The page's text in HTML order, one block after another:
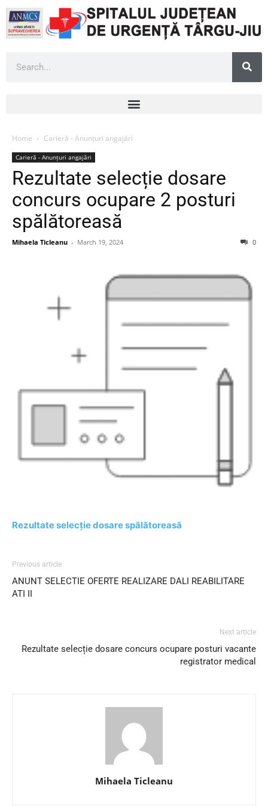
Home Carieră - Anunțuri angajări
Carieră - Anunțuri angajări
Rezultate selecție dosare
concurs ocupare 2 posturi
spălătoreasă
Mihaela Ticleanu - March 19, 2024 0
Rezultate selecție dosare spălătoreasă
Previous article
ANUNT SELECTIE OFERTE REALIZARE DALI REABILITARE
ATI II
Next article
Rezultate selecție dosare concurs ocupare posturi vacante
registrator medical
Mihaela Ticleanu